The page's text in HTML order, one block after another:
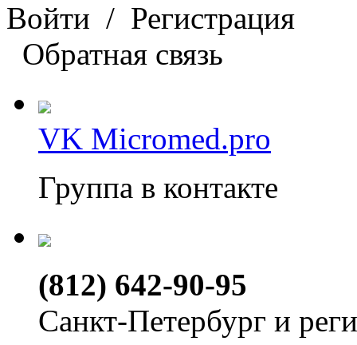
Войти / Регистрация
Обратная связь
VK Micromed.pro
Группа в контакте
(812) 642-90-95
Санкт-Петербург и